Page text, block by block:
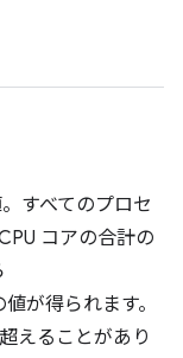
すべてのプロセ
コアの合計の
が得られます。
えることがあり